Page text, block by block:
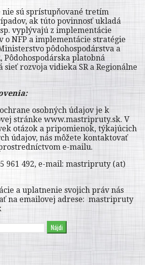
nie sú sprístupňované tretím
ak túto povinnosť ukladá
vyplývajú z implementácie
o NFP a implementácie stratégie
pôdohospodárstva a
Pôdohospodárska platobná
sieť rozvoja vidieka SR a Regionálne
osobných údajov je k
stránke www.mastripruty.sk. V
otázok a pripomienok, týkajúcich
údajov, nás môžete kontaktovať
e-mailu.
961 492, e-mail: mastripruty (at)
a uplatnenie svojich práv nás
na emailovej adrese: mastripruty